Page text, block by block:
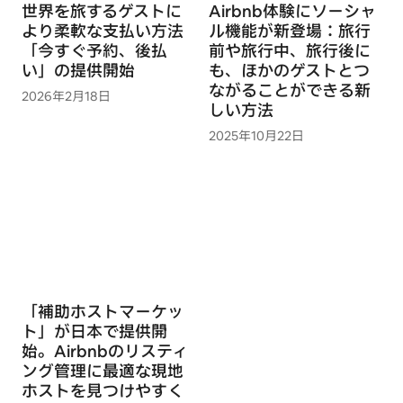
世界を旅するゲストに
より柔軟な支払い方法
「今すぐ予約、後払
い」の提供開始
2026年2月18日
Airbnb体験にソーシャ
ル機能が新登場：旅行
前や旅行中、旅行後に
も、ほかのゲストとつ
ながることができる新
しい方法
2025年10月22日
「補助ホストマーケッ
ト」が日本で提供開
始。Airbnbのリスティ
ング管理に最適な現地
ホストを見つけやすく